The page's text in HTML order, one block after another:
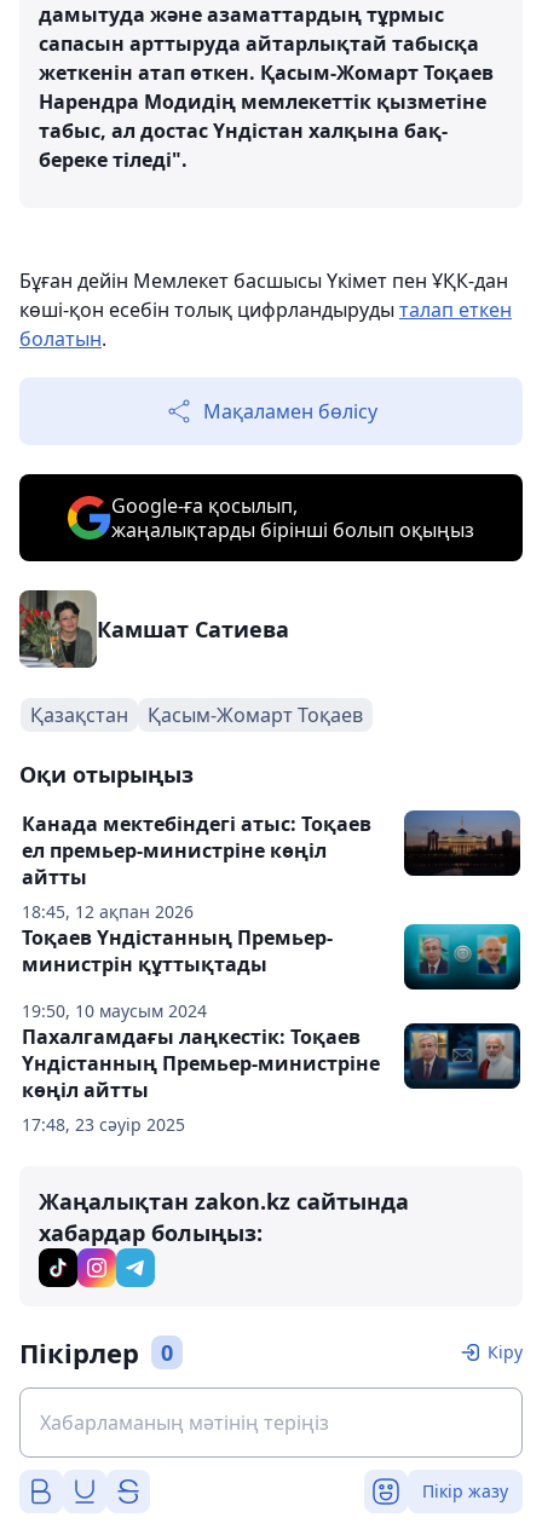
дамытуда және азаматтардың тұрмыс
сапасын арттыруда айтарлықтай табысқа
жеткенін атап өткен. Қасым-Жомарт Тоқаев
Нарендра Модидің мемлекеттік қызметіне
табыс, ал достас Үндістан халқына бақ-
береке тіледі".
Бұған дейін Мемлекет басшысы Үкімет пен ҰҚК-дан
көші-қон есебін толық цифрландыруды талап еткен
болатын.
Мақаламен бөлісу
Google-ға қосылып,
жаңалықтарды бірінші болып оқыңыз
Камшат Сатиева
Қазақстан Қасым-Жомарт Тоқаев
Оқи отырыңыз
18:45, 12 ақпан 2026
Канада мектебіндегі атыс: Тоқаев
ел премьер-министріне көңіл
айтты
19:50, 10 маусым 2024
Тоқаев Үндістанның Премьер-
министрін құттықтады
17:48, 23 сәуір 2025
Пахалгамдағы лаңкестік: Тоқаев
Үндістанның Премьер-министріне
көңіл айтты
Жаңалықтан zakon.kz сайтында
хабардар болыңыз:
Пікірлер 0 Кіру
Пікір жазу